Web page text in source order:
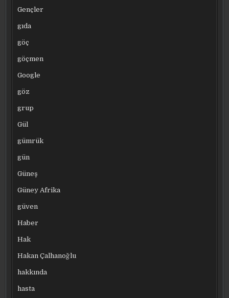
Gençler
gıda
göç
göçmen
Google
göz
grup
Gül
gümrük
gün
Güneş
Güney Afrika
güven
Haber
Hak
Hakan Çalhanoğlu
hakkında
hasta